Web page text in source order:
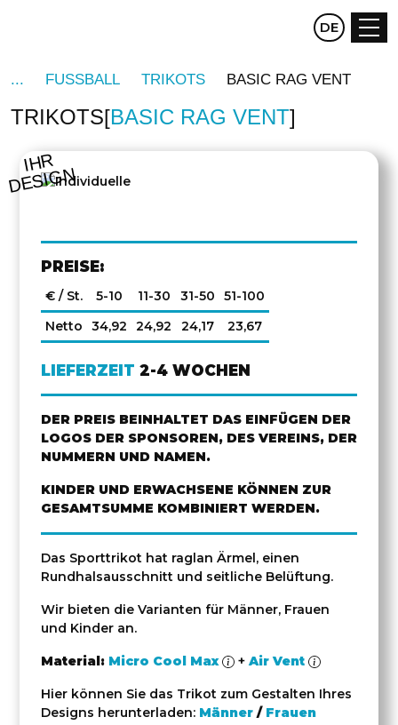
CZ EN
DE
FUSSBALL TRIKOTS BASIC RAG VENT
TRIKOTS BASIC RAG VENT
IHR
DESIGN
PREISE:
€ / St. 5-10 11-30 31-50
51-100
Netto
34,92 24,92 24,17 23,67
LIEFERZEIT 2-4 WOCHEN
DER PREIS BEINHALTET DAS EINFÜGEN DER
LOGOS DER SPONSOREN, DES VEREINS, DER
NUMMERN UND NAMEN.
KINDER UND ERWACHSENE KÖNNEN ZUR
GESAMTSUMME KOMBINIERT WERDEN.
Das Sporttrikot hat raglan Ärmel, einen
Rundhalsausschnitt und seitliche Belüftung.
Wir bieten die Varianten für Männer, Frauen
und Kinder an.
Material: Micro Cool Max + Air Vent
Hier können Sie das Trikot zum Gestalten Ihres
Designs herunterladen: Männer / Frauen